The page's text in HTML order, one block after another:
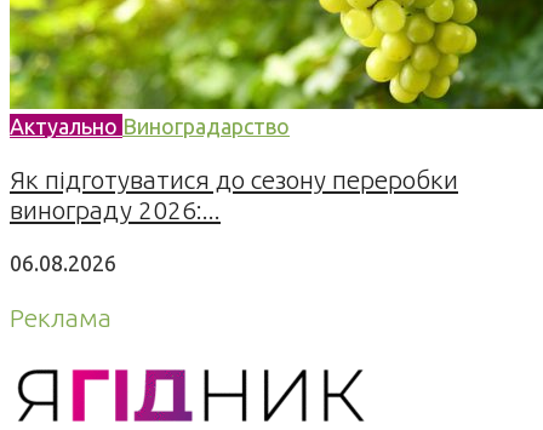
Актуально Виноградарство
Як підготуватися до сезону переробки
винограду 2026:...
06.08.2026
Реклама